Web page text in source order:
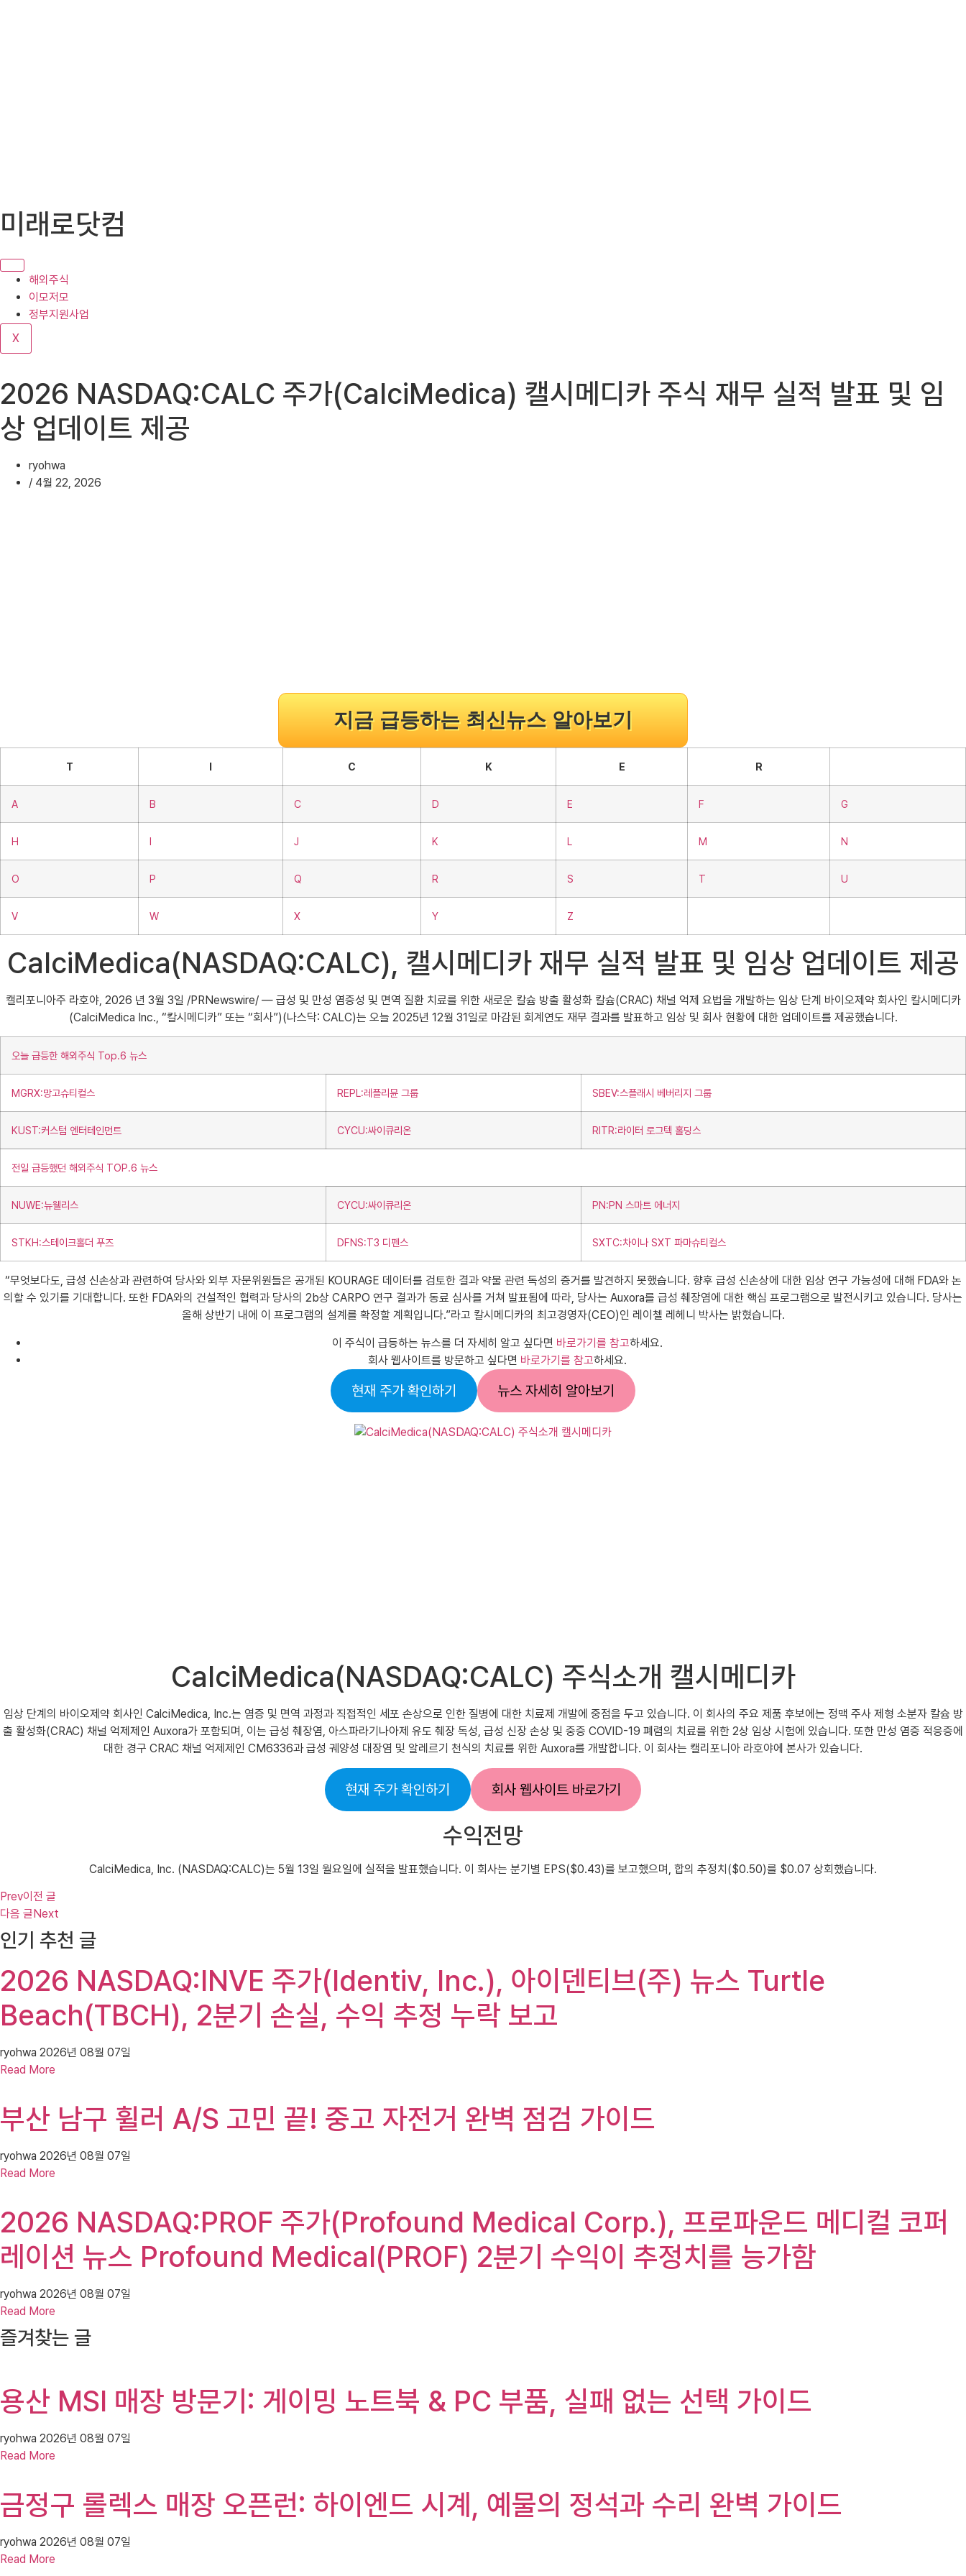
텐
로
기
미래로닷컴
해외주식
이모저모
정부지원사업
X
2026 NASDAQ:CALC 주가(CalciMedica) 캘시메디카 주식 재무 실적 발표 및 임
상 업데이트 제공
ryohwa
/ 4월 22, 2026
지금 급등하는 최신뉴스 알아보기
T I C K E R
A B C D E F G
H I J K L M N
O P Q R S T U
V W X Y Z
CalciMedica(NASDAQ:CALC), 캘시메디카 재무 실적 발표 및 임상 업데이트 제공
캘리포니아주 라호야, 2026 년 3월 3일 /PRNewswire/ — 급성 및 만성 염증성 및 면역 질환 치료를 위한 새로운 칼슘 방출 활성화 칼슘(CRAC) 채널 억제 요법을 개발하는 임상 단계 바이오제약 회사인 칼시메디카
(CalciMedica Inc., “칼시메디카” 또는 “회사”)(나스닥: CALC)는 오늘 2025년 12월 31일로 마감된 회계연도 재무 결과를 발표하고 임상 및 회사 현황에 대한 업데이트를 제공했습니다.
오늘 급등한 해외주식 Top.6 뉴스
MGRX:망고슈티컬스 REPL:레플리뮨 그룹 SBEV:스플래시 베버리지 그룹
KUST:커스텀 엔터테인먼트 CYCU:싸이큐리온 RITR:라이터 로그텍 홀딩스
전일 급등했던 해외주식 TOP.6 뉴스
NUWE:뉴웰리스 CYCU:싸이큐리온 PN:PN 스마트 에너지
STKH:스테이크홀더 푸즈 DFNS:T3 디펜스 SXTC:차이나 SXT 파마슈티컬스
“무엇보다도, 급성 신손상과 관련하여 당사와 외부 자문위원들은 공개된 KOURAGE 데이터를 검토한 결과 약물 관련 독성의 증거를 발견하지 못했습니다. 향후 급성 신손상에 대한 임상 연구 가능성에 대해 FDA와 논
의할 수 있기를 기대합니다. 또한 FDA와의 건설적인 협력과 당사의 2b상 CARPO 연구 결과가 동료 심사를 거쳐 발표됨에 따라, 당사는 Auxora를 급성 췌장염에 대한 핵심 프로그램으로 발전시키고 있습니다. 당사는
올해 상반기 내에 이 프로그램의 설계를 확정할 계획입니다.”라고 칼시메디카의 최고경영자(CEO)인 레이첼 레헤니 박사는 밝혔습니다.
이 주식이 급등하는 뉴스를 더 자세히 알고 싶다면 바로가기를 참고하세요.
회사 웹사이트를 방문하고 싶다면 바로가기를 참고하세요.
현재 주가 확인하기 뉴스 자세히 알아보기
CalciMedica(NASDAQ:CALC) 주식소개 캘시메디카
임상 단계의 바이오제약 회사인 CalciMedica, Inc.는 염증 및 면역 과정과 직접적인 세포 손상으로 인한 질병에 대한 치료제 개발에 중점을 두고 있습니다. 이 회사의 주요 제품 후보에는 정맥 주사 제형 소분자 칼슘 방
출 활성화(CRAC) 채널 억제제인 ​​Auxora가 포함되며, 이는 급성 췌장염, 아스파라기나아제 유도 췌장 독성, 급성 신장 손상 및 중증 COVID-19 폐렴의 치료를 위한 2상 임상 시험에 있습니다. 또한 만성 염증 적응증에
대한 경구 CRAC 채널 억제제인 ​​CM6336과 급성 궤양성 대장염 및 알레르기 천식의 치료를 위한 Auxora를 개발합니다. 이 회사는 캘리포니아 라호야에 본사가 있습니다.
현재 주가 확인하기 회사 웹사이트 바로가기
수익전망
CalciMedica, Inc. (NASDAQ:CALC)는 5월 13일 월요일에 실적을 발표했습니다. 이 회사는 분기별 EPS($0.43)를 보고했으며, 합의 추정치($0.50)를 $0.07 상회했습니다.
Prev이전 글
다음 글 Next
인기 추천 글
2026 NASDAQ:INVE 주가(Identiv, Inc.), 아이덴티브(주) 뉴스 Turtle
Beach(TBCH), 2분기 손실, 수익 추정 누락 보고
ryohwa 2026년 08월 07일
Read More
부산 남구 휠러 A/S 고민 끝! 중고 자전거 완벽 점검 가이드
ryohwa 2026년 08월 07일
Read More
2026 NASDAQ:PROF 주가(Profound Medical Corp.), 프로파운드 메디컬 코퍼
레이션 뉴스 Profound Medical(PROF) 2분기 수익이 추정치를 능가함
ryohwa 2026년 08월 07일
Read More
즐겨찾는 글
용산 MSI 매장 방문기: 게이밍 노트북 & PC 부품, 실패 없는 선택 가이드
ryohwa 2026년 08월 07일
Read More
금정구 롤렉스 매장 오픈런: 하이엔드 시계, 예물의 정석과 수리 완벽 가이드
ryohwa 2026년 08월 07일
Read More